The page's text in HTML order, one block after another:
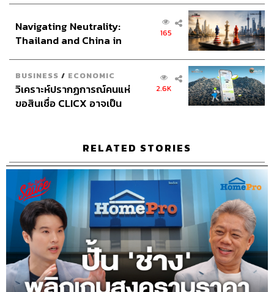
Host & Show Creatorนครินทร์ วนกิจไพบูลย์
Managerปวริศา ตั้งตุลานนท์
Assistantศิลา รัตนวลีวงศ์
Project Coordinatorซาจิ แซ่อื้อ
Producerนภัสสร กะสินัง
Content Creators ชาคร ฉายเพชร, ธนภาคย์ อิทธิชัยพล,
วุฒิชัย ถิระบัญชาศักดิ์, อนนต์ พูนเจ้าทรัพย์,
ศุภมิตร เศรษฐลักษณ์, สุชานาถ หนูสุวรรณ
Sound Directorกฤตพล จียะเกียรติ
Sound Recording Engineerขจีพรรณ วิจิตรรัตน์, ธภัทร
ตั้งวงษ์ไชย
Graphic Designer ธนิดา โตวิวัฒน์
Channel Team Leadสิทธิโชติ สุภาวรรณ์
Senior Channel Adminทศพล เพิ่มพูล
Online Community Adminสิรินยา เจษฎาพงศ์ภักดี
THE STANDARD Shared Service Department
อินโดนีเซีย
Navigating Neutrality:
Thailand and China in
165
BUSINESS / ECONOMIC
วิเคราะห์ปรากฏการณ์คนแห่
ขอสินเชื่อ CLICX อาจเป็น
2.6K
RELATED STORIES